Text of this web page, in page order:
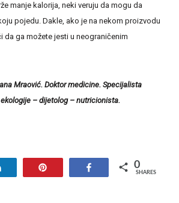
manje kalorija, neki veruju da mogu da
pojedu. Dakle, ako je na nekom proizvodu
da ga možete jesti u neograničenim
Mraović. Doktor medicine. Specijalista
– dijetolog – nutricionista.
Share 0
SHARES